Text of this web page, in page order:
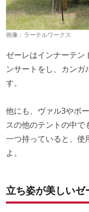
画像： ラーテルワークス
ゼーレはインナーテン
ンサートをし、カンガ
す。
他にも、ヴァル3やボ
スの他のテントの中で
一つ持っていると、使
よ。
立ち姿が美しいゼ